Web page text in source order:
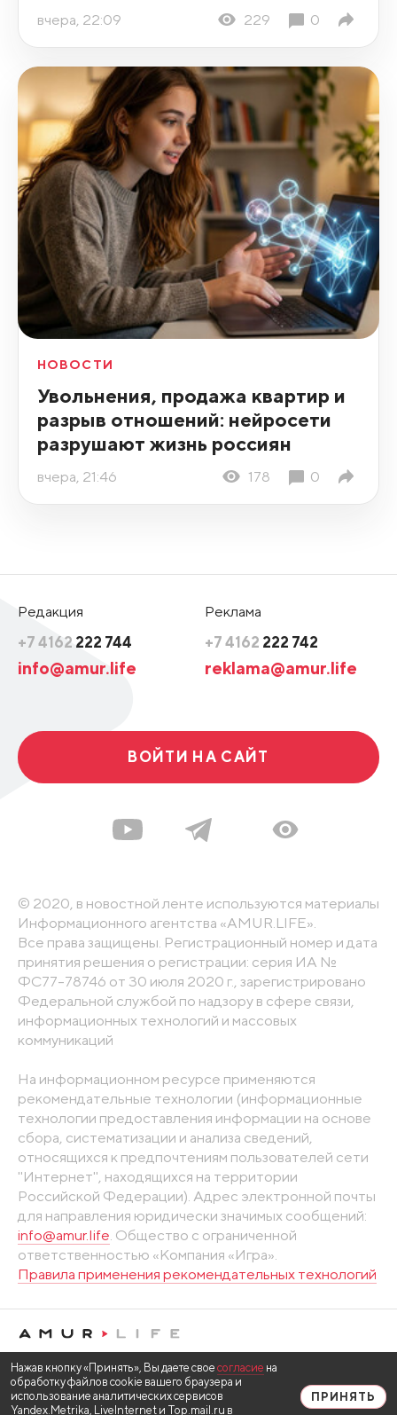
вчера, 22:09 229 0
НОВОСТИ
Увольнения, продажа квартир и
разрыв отношений: нейросети
разрушают жизнь россиян
вчера, 21:46 178 0
Редакция
+7 4162 222 744
info@amur.life
Реклама
+7 4162 222 742
reklama@amur.life
ВОЙТИ НА САЙТ
© 2020, в новостной ленте используются материалы
Информационного агентства «AMUR.LIFE».
Все права защищены. Регистрационный номер и дата
принятия решения о регистрации: серия ИА №
ФС77-78746 от 30 июля 2020 г., зарегистрировано
Федеральной службой по надзору в сфере связи,
информационных технологий и массовых
коммуникаций
На информационном ресурсе применяются
рекомендательные технологии (информационные
технологии предоставления информации на основе
сбора, систематизации и анализа сведений,
относящихся к предпочтениям пользователей сети
"Интернет", находящихся на территории
Российской Федерации). Адрес электронной почты
для направления юридически значимых сообщений:
info@amur.life. Общество с ограниченной
ответственностью «Компания «Игра».
Правила применения рекомендательных технологий
Нажав кнопку «Принять», Вы даете свое согласие на
обработку файлов cookie вашего браузера и
использование аналитических сервисов
Yandex.Metrika, LiveInternet и Top.mail.ru в
ПРИНЯТЬ